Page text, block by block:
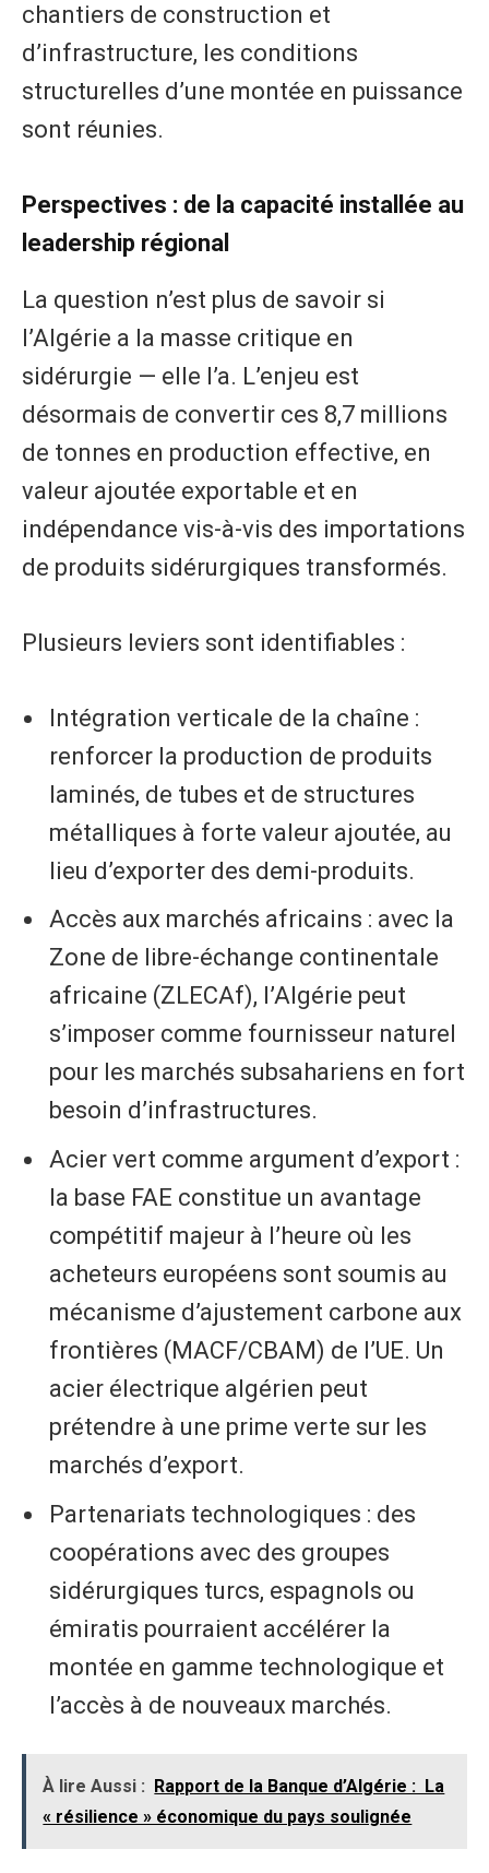
chantiers de construction et
d’infrastructure, les conditions
structurelles d’une montée en puissance
sont réunies.
Perspectives : de la capacité installée au
leadership régional
La question n’est plus de savoir si
l’Algérie a la masse critique en
sidérurgie — elle l’a. L’enjeu est
désormais de convertir ces 8,7 millions
de tonnes en production effective, en
valeur ajoutée exportable et en
indépendance vis-à-vis des importations
de produits sidérurgiques transformés.
Plusieurs leviers sont identifiables :
Intégration verticale de la chaîne :
renforcer la production de produits
laminés, de tubes et de structures
métalliques à forte valeur ajoutée, au
lieu d’exporter des demi-produits.
Accès aux marchés africains : avec la
Zone de libre-échange continentale
africaine (ZLECAf), l’Algérie peut
s’imposer comme fournisseur naturel
pour les marchés subsahariens en fort
besoin d’infrastructures.
Acier vert comme argument d’export :
la base FAE constitue un avantage
compétitif majeur à l’heure où les
acheteurs européens sont soumis au
mécanisme d’ajustement carbone aux
frontières (MACF/CBAM) de l’UE. Un
acier électrique algérien peut
prétendre à une prime verte sur les
marchés d’export.
Partenariats technologiques : des
coopérations avec des groupes
sidérurgiques turcs, espagnols ou
émiratis pourraient accélérer la
montée en gamme technologique et
l’accès à de nouveaux marchés.
À lire Aussi : Rapport de la Banque d’Algérie : La
« résilience » économique du pays soulignée